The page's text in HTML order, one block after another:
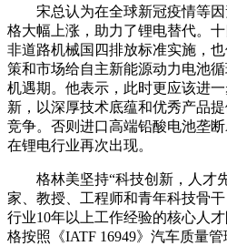
宋总认为在全球新冠疫情等因
格大幅上涨，助力了锂电替代。
非道路机械国四排放标准实施，
策和市场给自主新能源动力电池
机遇期。他表示，此时更应该进
新，以深厚技术底蕴和优秀产品
竞争。否则进口高端铅酸电池垄
在锂电行业再次出现。
格林美坚持“科技创新，人才
家、教授、工程师和青年科技骨
行业10年以上工作经验的核心人
格按照《IATF 16949》汽车质量管